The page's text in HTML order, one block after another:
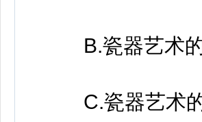
B.瓷器艺术的
C.瓷器艺术的